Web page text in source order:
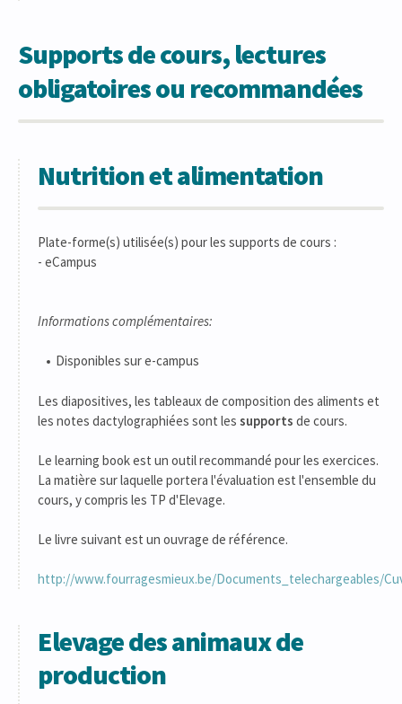
Supports de cours, lectures
obligatoires ou recommandées
Nutrition et alimentation
Plate-forme(s) utilisée(s) pour les supports de cours :
- eCampus
Informations complémentaires:
Disponibles sur e-campus
Les diapositives, les tableaux de composition des aliments et
les notes dactylographiées sont les supports de cours.
Le learning book est un outil recommandé pour les exercices.
La matière sur laquelle portera l'évaluation est l'ensemble du
cours, y compris les TP d'Elevage.
Le livre suivant est un ouvrage de référence.
http://www.fourragesmieux.be/Documents_telechargeables/
Elevage des animaux de
production